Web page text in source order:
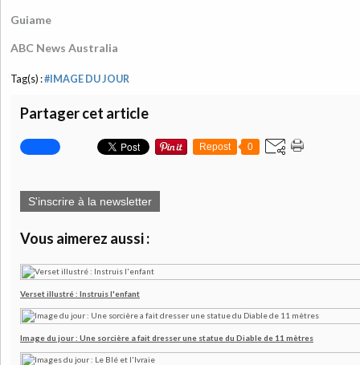
Guiame
ABC News Australia
Tag(s) :#IMAGE DU JOUR
Partager cet article
Repost 0
S'inscrire à la newsletter
Vous aimerez aussi :
Verset illustré : Instruis l'enfant
Image du jour : Une sorcière a fait dresser une statue du Diable de 11 mètres